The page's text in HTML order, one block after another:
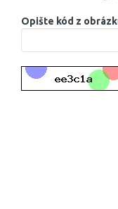
Opište kód z